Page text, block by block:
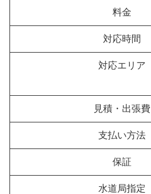
料金
対応時間
対応エリア
見積・出張費
支払い方法
保証
水道局指定